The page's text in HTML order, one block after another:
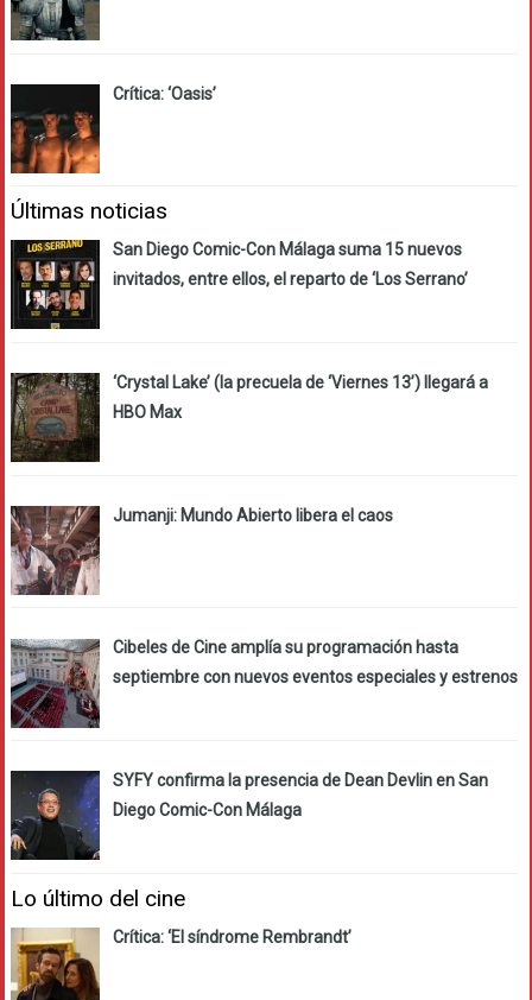
Crítica: ‘Oasis’
Últimas noticias
San Diego Comic-Con Málaga suma 15 nuevos
invitados, entre ellos, el reparto de ‘Los Serrano’
‘Crystal Lake’ (la precuela de ‘Viernes 13’) llegará a
HBO Max
Jumanji: Mundo Abierto libera el caos
Cibeles de Cine amplía su programación hasta
septiembre con nuevos eventos especiales y estrenos
SYFY confirma la presencia de Dean Devlin en San
Diego Comic-Con Málaga
Lo último del cine
Crítica: ‘El síndrome Rembrandt’